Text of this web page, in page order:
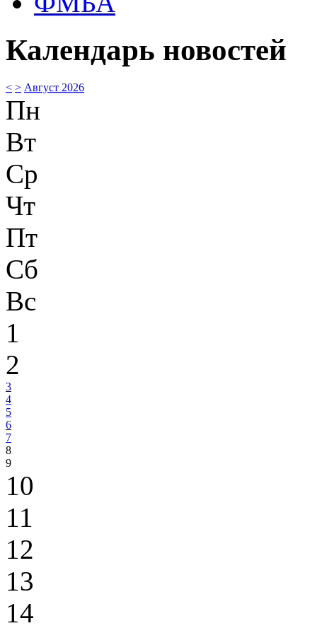
Календарь новостей
< > Август 2026
Пн
Вт
Ср
Чт
Пт
Сб
Вс
1
2
3
4
5
6
7
8
9
10
11
12
13
14